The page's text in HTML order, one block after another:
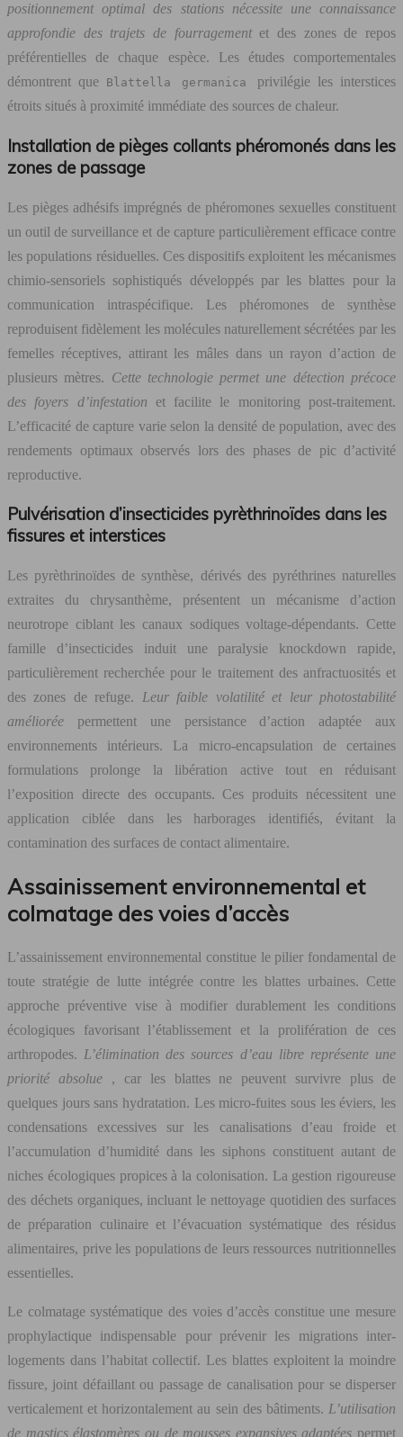
positionnement optimal des stations nécessite une connaissance
approfondie des trajets de fourragement et des zones de repos
préférentielles de chaque espèce. Les études comportementales
démontrent que Blattella germanica privilégie les interstices
étroits situés à proximité immédiate des sources de chaleur.
Installation de pièges collants phéromonés dans les
zones de passage
Les pièges adhésifs imprégnés de phéromones sexuelles constituent
un outil de surveillance et de capture particulièrement efficace contre
les populations résiduelles. Ces dispositifs exploitent les mécanismes
chimio-sensoriels sophistiqués développés par les blattes pour la
communication intraspécifique. Les phéromones de synthèse
reproduisent fidèlement les molécules naturellement sécrétées par les
femelles réceptives, attirant les mâles dans un rayon d’action de
plusieurs mètres. Cette technologie permet une détection précoce
des foyers d’infestation et facilite le monitoring post-traitement.
L’efficacité de capture varie selon la densité de population, avec des
rendements optimaux observés lors des phases de pic d’activité
reproductive.
Pulvérisation d’insecticides pyrèthrinoïdes dans les
fissures et interstices
Les pyrèthrinoïdes de synthèse, dérivés des pyréthrines naturelles
extraites du chrysanthème, présentent un mécanisme d’action
neurotrope ciblant les canaux sodiques voltage-dépendants. Cette
famille d’insecticides induit une paralysie knockdown rapide,
particulièrement recherchée pour le traitement des anfractuosités et
des zones de refuge. Leur faible volatilité et leur photostabilité
améliorée permettent une persistance d’action adaptée aux
environnements intérieurs. La micro-encapsulation de certaines
formulations prolonge la libération active tout en réduisant
l’exposition directe des occupants. Ces produits nécessitent une
application ciblée dans les harborages identifiés, évitant la
contamination des surfaces de contact alimentaire.
Assainissement environnemental et
colmatage des voies d’accès
L’assainissement environnemental constitue le pilier fondamental de
toute stratégie de lutte intégrée contre les blattes urbaines. Cette
approche préventive vise à modifier durablement les conditions
écologiques favorisant l’établissement et la prolifération de ces
arthropodes. L’élimination des sources d’eau libre représente une
priorité absolue , car les blattes ne peuvent survivre plus de
quelques jours sans hydratation. Les micro-fuites sous les éviers, les
condensations excessives sur les canalisations d’eau froide et
l’accumulation d’humidité dans les siphons constituent autant de
niches écologiques propices à la colonisation. La gestion rigoureuse
des déchets organiques, incluant le nettoyage quotidien des surfaces
de préparation culinaire et l’évacuation systématique des résidus
alimentaires, prive les populations de leurs ressources nutritionnelles
essentielles.
Le colmatage systématique des voies d’accès constitue une mesure
prophylactique indispensable pour prévenir les migrations inter-
logements dans l’habitat collectif. Les blattes exploitent la moindre
fissure, joint défaillant ou passage de canalisation pour se disperser
verticalement et horizontalement au sein des bâtiments. L’utilisation
de mastics élastomères ou de mousses expansives adaptées permet